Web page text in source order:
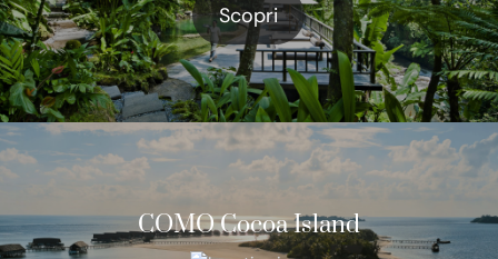
Scopri
COMO Cocoa Island